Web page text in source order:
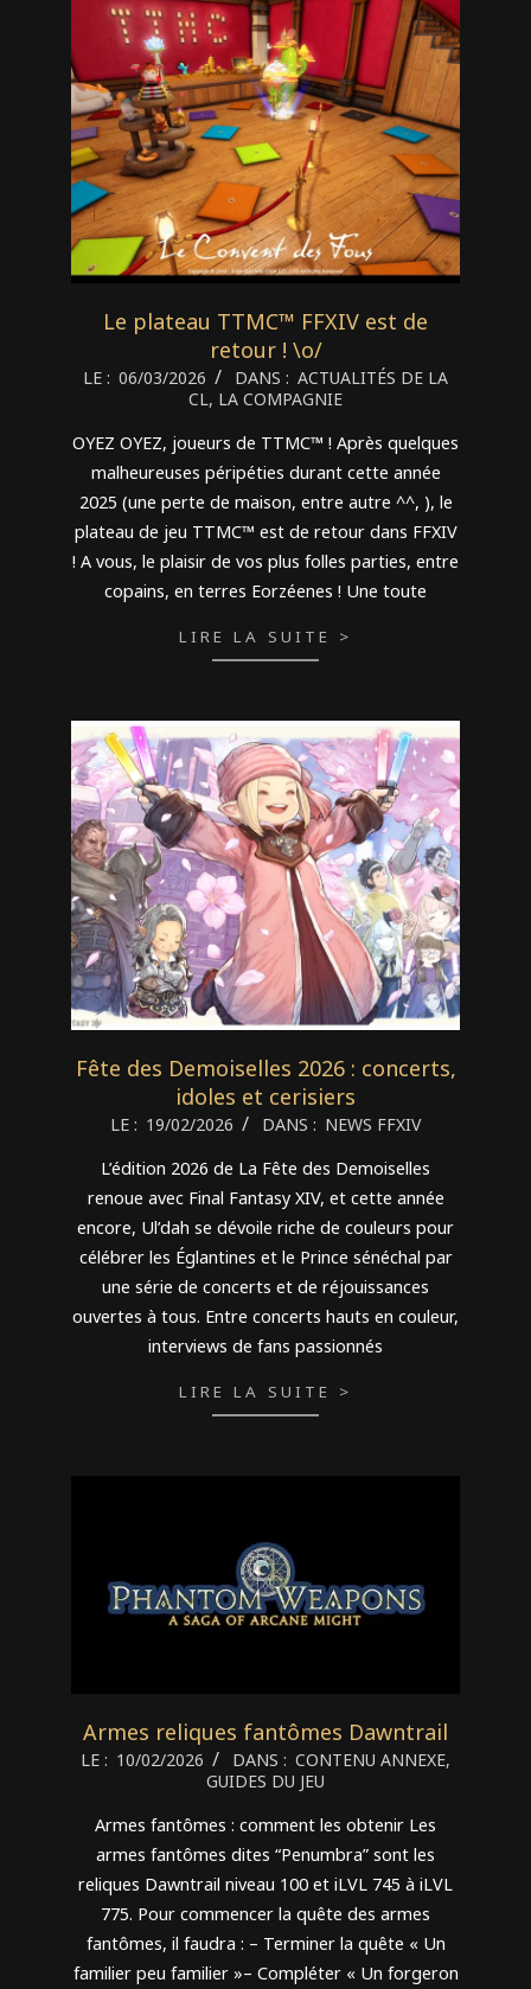
Le plateau TTMC™ FFXIV est de
retour ! \o/
2026-
06
LE : 06/03/2026 DANS : ACTUALITÉS DE LA
CL, LA COMPAGNIE
OYEZ OYEZ, joueurs de TTMC™ ! Après quelques
malheureuses péripéties durant cette année
2025 (une perte de maison, entre autre ^^, ), le
plateau de jeu TTMC™ est de retour dans FFXIV
! A vous, le plaisir de vos plus folles parties, entre
copains, en terres Eorzéenes ! Une toute
LIRE LA SUITE >
Fête des Demoiselles 2026 : concerts,
idoles et cerisiers
2026-LE : 19/02/2026 DANS : NEWS FFXIV
L’édition 2026 de La Fête des Demoiselles
renoue avec Final Fantasy XIV, et cette année
encore, Ul’dah se dévoile riche de couleurs pour
célébrer les Églantines et le Prince sénéchal par
une série de concerts et de réjouissances
ouvertes à tous. Entre concerts hauts en couleur,
interviews de fans passionnés
LIRE LA SUITE >
Armes reliques fantômes Dawntrail
2026-
LE : 10/02/2026 DANS : CONTENU ANNEXE,
GUIDES DU JEU
Armes fantômes : comment les obtenir Les
armes fantômes dites “Penumbra” sont les
reliques Dawntrail niveau 100 et iLVL 745 à iLVL
775. Pour commencer la quête des armes
fantômes, il faudra : – Terminer la quête « Un
familier peu familier »– Compléter « Un forgeron